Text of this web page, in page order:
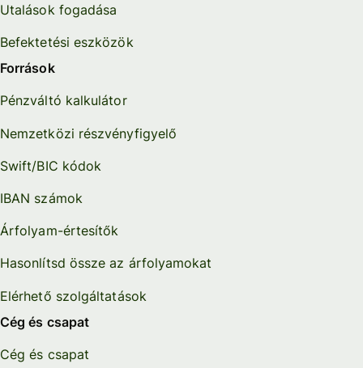
Utalások fogadása
Befektetési eszközök
Források
Pénzváltó kalkulátor
Nemzetközi részvényfigyelő
Swift/BIC kódok
IBAN számok
Árfolyam-értesítők
Hasonlítsd össze az árfolyamokat
Elérhető szolgáltatások
Cég és csapat
Cég és csapat